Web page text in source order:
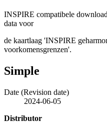
INSPIRE compatibele
data voor
de kaartlaag 'INSPIRE
voorkomensgrenzen'.
Simple
Date (Revision date)
2024-06-05
Distributor